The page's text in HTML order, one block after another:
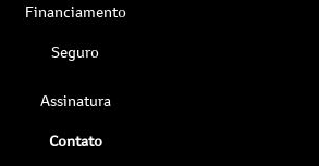
Financiamento
Seguro
Assinatura
Contato